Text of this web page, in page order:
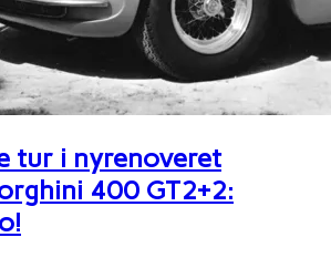
tur i nyrenoveret
400 GT2+2: